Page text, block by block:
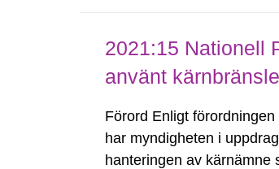
2021:15 Nationell
använt
Förord Enligt
har myndigheten i
hanteringen av kärnämne